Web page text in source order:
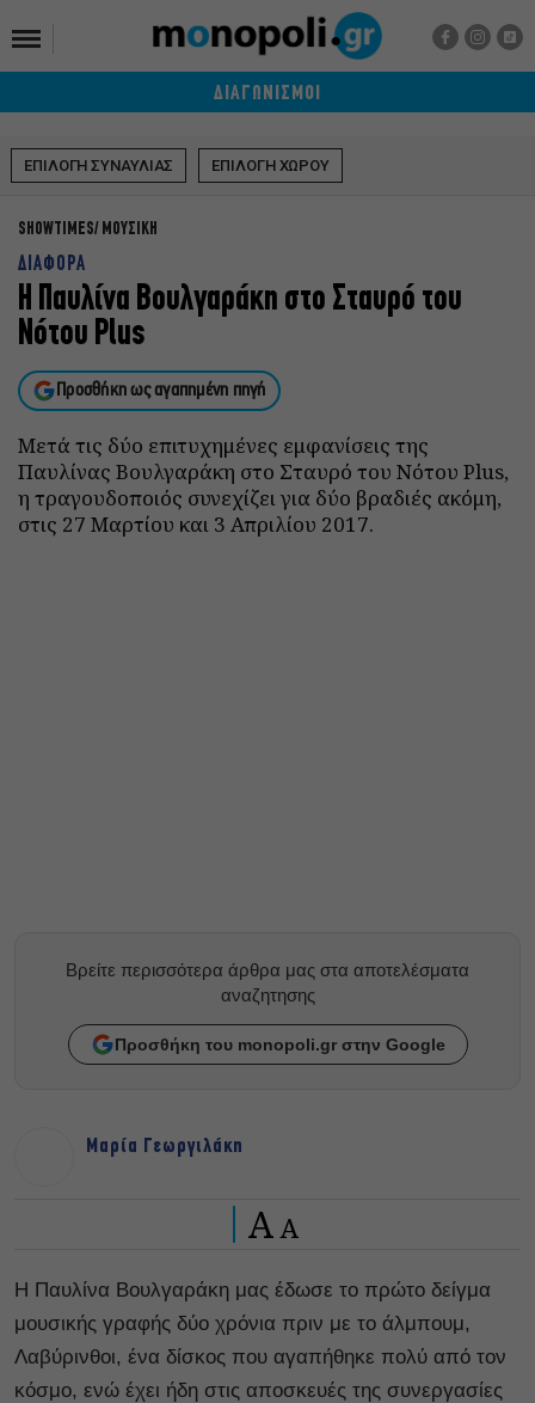
ΔΙΑΓΩΝΙΣΜΟΙ
ΕΠΙΛΟΓΗ ΣΥΝΑΥΛΙΑΣ ΕΠΙΛΟΓΗ ΧΩΡΟΥ
SHOWTIMES ΜΟΥΣΙΚΗ
ΔΙΑΦΟΡΑ
Η Παυλίνα Βουλγαράκη στο Σταυρό του
Νότου Plus
Προσθήκη ως αγαπημένη πηγή
Μετά τις δύο επιτυχημένες εμφανίσεις της
Παυλίνας Βουλγαράκη στο Σταυρό του Νότου Plus,
η τραγουδοποιός συνεχίζει για δύο βραδιές ακόμη,
στις 27 Μαρτίου και 3 Απριλίου 2017.
Βρείτε περισσότερα άρθρα μας στα αποτελέσματα
αναζητησης
Προσθήκη του monopoli.gr στην Google
Μαρία Γεωργιλάκη
A A
Η Παυλίνα Βουλγαράκη μας έδωσε το πρώτο δείγμα
μουσικής γραφής δύο χρόνια πριν με το άλμπουμ,
Λαβύρινθοι, ένα δίσκος που αγαπήθηκε πολύ από τον
κόσμο, ενώ έχει ήδη στις αποσκευές της συνεργασίες